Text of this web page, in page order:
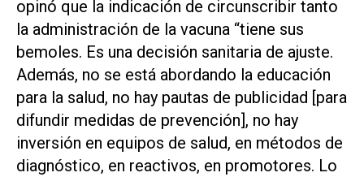
opinó que la indicación de circunscribir tanto
la administración de la vacuna “tiene sus
bemoles. Es una decisión sanitaria de ajuste.
Además, no se está abordando la educación
para la salud, no hay pautas de publicidad [para
difundir medidas de prevención], no hay
inversión en equipos de salud, en métodos de
diagnóstico, en reactivos, en promotores. Lo